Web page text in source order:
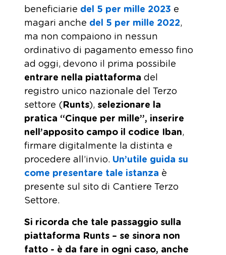
beneficiarie del 5 per mille 2023 e
magari anche del 5 per mille 2022,
ma non compaiono in nessun
ordinativo di pagamento emesso fino
ad oggi, devono il prima possibile
entrare nella piattaforma del
registro unico nazionale del Terzo
settore (Runts), selezionare la
pratica “Cinque per mille”, inserire
nell’apposito campo il codice Iban,
firmare digitalmente la distinta e
procedere all’invio. Un’utile guida su
come presentare tale istanza è
presente sul sito di Cantiere Terzo
Settore.
Si ricorda che tale passaggio sulla
piattaforma Runts – se sinora non
fatto - è da fare in ogni caso, anche